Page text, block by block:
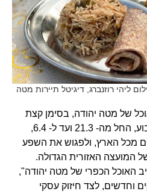
רוזנברג, דיגיטל תיירות מטה
האוכל של מטה יהודה, בסימן קצת
אחר. במשך שלושה סופי שבוע, החל מה- 21.3 ועד ל- 6.4,
מכל הארץ, ולפגוש את השפע
המועצה האזורית הגדולה.
הכפרי של מטה יהודה",
וחדשים, לצד חיזוק עסקי